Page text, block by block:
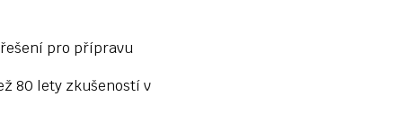
pro přípravu
80 lety zkušeností v